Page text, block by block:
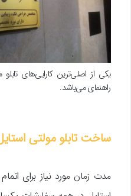
یکی از اصلی‌ترین کارایی‌های تابلو
راهنمای می‌باشد.
ساخت تابلو مولتی
مدت زمان مورد نیاز برای